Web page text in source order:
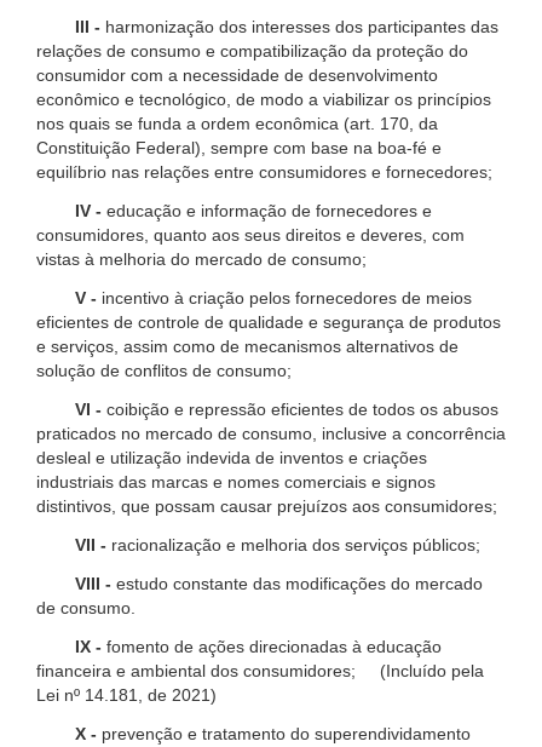
III - harmonização dos interesses dos participantes das
relações de consumo e compatibilização da proteção do
consumidor com a necessidade de desenvolvimento
econômico e tecnológico, de modo a viabilizar os princípios
nos quais se funda a ordem econômica (art. 170, da
Constituição Federal), sempre com base na boa-fé e
equilíbrio nas relações entre consumidores e fornecedores;
IV - educação e informação de fornecedores e
consumidores, quanto aos seus direitos e deveres, com
vistas à melhoria do mercado de consumo;
V - incentivo à criação pelos fornecedores de meios
eficientes de controle de qualidade e segurança de produtos
e serviços, assim como de mecanismos alternativos de
solução de conflitos de consumo;
VI - coibição e repressão eficientes de todos os abusos
praticados no mercado de consumo, inclusive a concorrência
desleal e utilização indevida de inventos e criações
industriais das marcas e nomes comerciais e signos
distintivos, que possam causar prejuízos aos consumidores;
VII - racionalização e melhoria dos serviços públicos;
VIII - estudo constante das modificações do mercado
de consumo.
IX - fomento de ações direcionadas à educação
financeira e ambiental dos consumidores; (Incluído pela
Lei nº 14.181, de 2021)
X - prevenção e tratamento do superendividamento